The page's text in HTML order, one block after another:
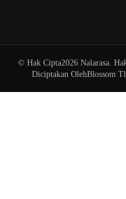
© Hak Cipta2026 Nalarasa.
Diciptakan OlehBlossom